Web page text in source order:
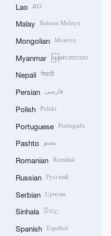
Lao ລາວ
Malay Bahasa Melayu
Mongolian Монгол
Myanmar မြန်မာဘာသာ
Nepali नेपाली
Persian فارسی
Polish Polski
Portuguese Português
Pashto پښتو
Romanian Română
Russian Русский
Serbian Српски
Sinhala සිංහල
Spanish Español